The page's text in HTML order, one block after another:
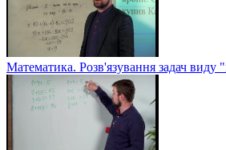
Математика. Розв'язування задач виду